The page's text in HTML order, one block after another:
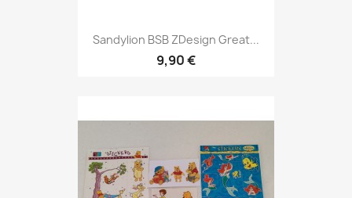
Sandylion BSB ZDesign Great...
9,90 €